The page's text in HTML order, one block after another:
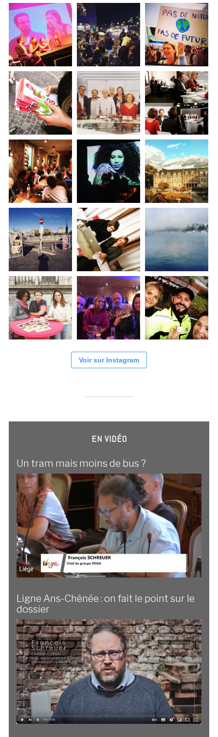
Voir sur Instagram
EN VIDÉO
Un tram mais moins de bus ?
Ligne Ans-Chênée : on fait le point sur le
dossier